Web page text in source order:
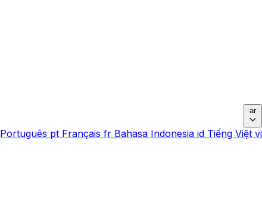
ar
Português pt Français fr Bahasa Indonesia id Tiếng Việt vi